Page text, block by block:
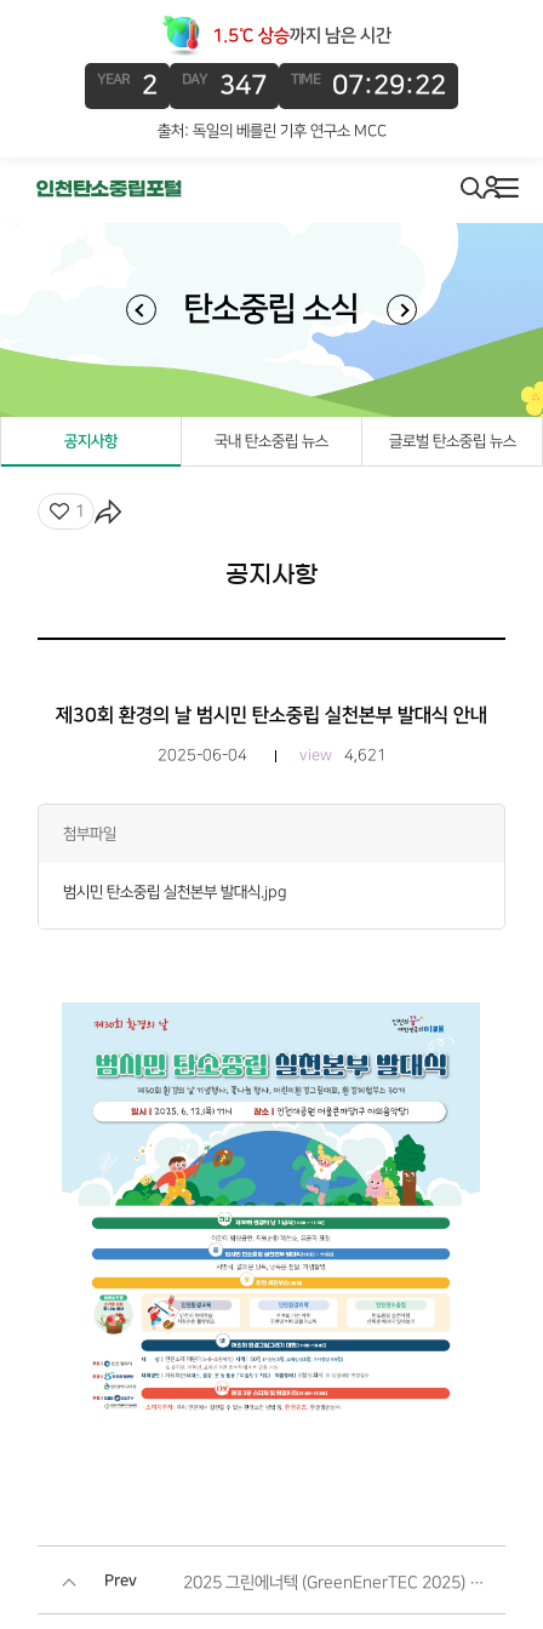
1.5℃ 상승까지 남은 시간
YEAR 2 DAY 347 TIME 07:29:22
출처: 독일의 베를린 기후 연구소 MCC
search
로그인
메뉴
탄소중립 소식
공지사항 국내 탄소중립 뉴스 글로벌 탄소중립 뉴스
좋아요
1
공지사항
제30회 환경의 날 범시민 탄소중립 실천본부 발대식 안내
2025-06-04 view 4,621
첨부파일
범시민 탄소중립 실천본부 발대식.jpg
Prev 2025 그린에너텍 (GreenEnerTEC 2025) 개최 안내